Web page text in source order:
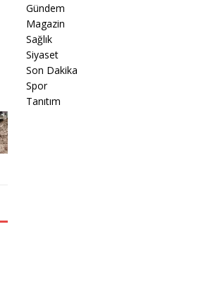
Gündem
Magazin
Sağlık
Siyaset
Son Dakika
Spor
Tanıtım